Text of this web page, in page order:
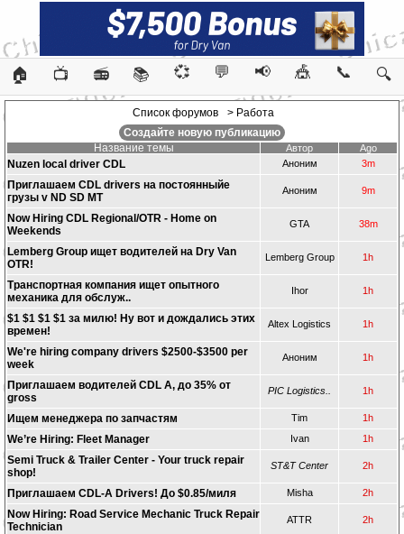
🏠 📺 📻 📚 💞 💬 📢 🎪 📞 🔍
Список форумов
> Работа
Создайте новую публикацию
Название темы
Автор Ago
Nuzen local driver CDL Аноним 3m
Приглашаем CDL drivers на постоянныйе
грузы v ND SD MT
Аноним 9m
Now Hiring CDL Regional/OTR - Home on
Weekends
GTA 38m
Lemberg Group ищет водителей на Dry Van
OTR!
Lemberg Group 1h
Транспортная компания ищет опытного
механика для обслуж..
Ihor 1h
$1 $1 $1 $1 за милю! Ну вот и дождались этих
времен!
Altex Logistics 1h
We're hiring company drivers $2500-$3500 per
week
Аноним 1h
Приглашаем водителей CDL A, до 35% от
gross
PIC Logistics.. 1h
Ищем менеджера по запчастям Tim 1h
We’re Hiring: Fleet Manager Ivan 1h
Semi Truck & Trailer Center - Your truck repair
shop!
ST&T Center 2h
Приглашаем CDL-A Drivers! До $0.85/миля Misha 2h
Now Hiring: Road Service Mechanic Truck Repair
Technician
ATTR 2h